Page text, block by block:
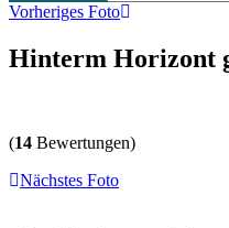
Vorheriges Foto
Hinterm Horizont
(14 Bewertungen)
Nächstes Foto